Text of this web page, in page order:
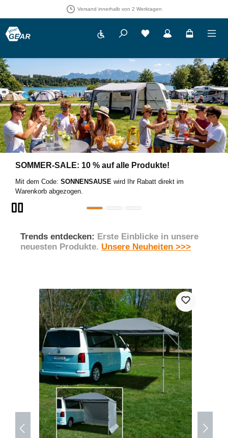
Versand innerhalb von 2 Werktagen
Werkzeugleiste anzeigenDu hast 0 Produkte auf
Slider überspringen
SOMMER-SALE: 10 % auf alle Produkte!
Mit dem Code: SONNENSAUSE wird Ihr Rabatt direkt im
Warenkorb abgezogen.
Trends entdecken: Erste Einblicke in unsere
neuesten Produkte. Unsere Neuheiten >>>